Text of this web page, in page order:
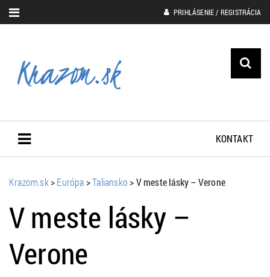
PRIHLÁSENIE / REGISTRÁCIA
KONTAKT
Krazom.sk>Európa>Taliansko>V meste lásky – Verone
V meste lásky –
Verone